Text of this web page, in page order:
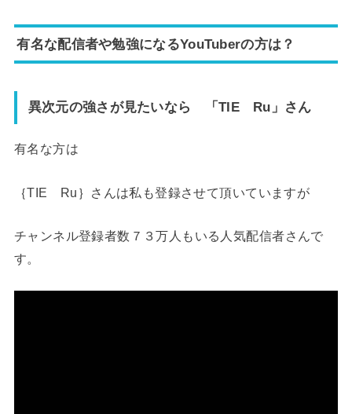
有名な配信者や勉強になるYouTuberの方は？
異次元の強さが見たいなら 「TIE Ru」さん
有名な方は
｛TIE Ru｝さんは私も登録させて頂いていますが
チャンネル登録者数７３万人もいる人気配信者さんで
す。